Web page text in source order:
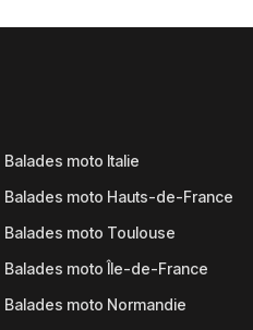
Balades moto Italie
Balades moto Hauts-de-France
Balades moto Toulouse
Balades moto Île-de-France
Balades moto Normandie